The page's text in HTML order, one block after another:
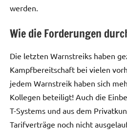
werden.
Wie die Forderungen
Die letzten Warnstreiks haben
Kampfbereitschaft bei vielen
jedem Warnstreik haben sich
Kollegen beteiligt! Auch die
T-Systems und aus dem
Tarifverträge noch nicht